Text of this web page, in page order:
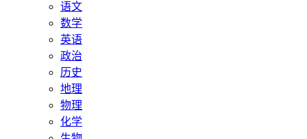
语文
数学
英语
政治
历史
地理
物理
化学